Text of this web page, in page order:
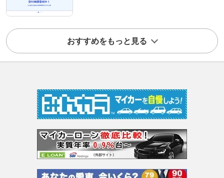
おすすめをもっと見る